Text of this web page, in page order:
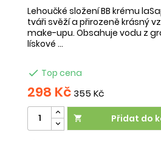
Lehoučké složení BB krému
tváři svěží a přirozeně krásný
make-upu. Obsahuje vodu z
lískové ...
 Top cena
298 Kč 355 Kč
 Přidat do